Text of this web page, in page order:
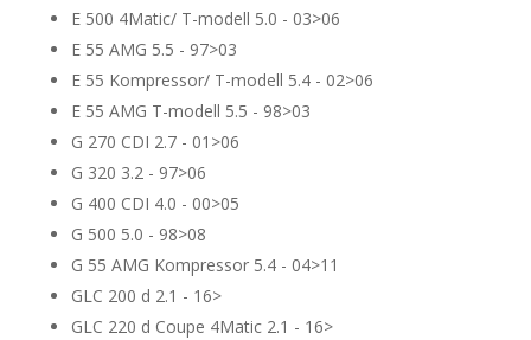
E 500 4Matic/ T-modell 5.0 - 03>06
E 55 AMG 5.5 - 97>03
E 55 Kompressor/ T-modell 5.4 - 02>06
E 55 AMG T-modell 5.5 - 98>03
G 270 CDI 2.7 - 01>06
G 320 3.2 - 97>06
G 400 CDI 4.0 - 00>05
G 500 5.0 - 98>08
G 55 AMG Kompressor 5.4 - 04>11
GLC 200 d 2.1 - 16>
GLC 220 d Coupe 4Matic 2.1 - 16>